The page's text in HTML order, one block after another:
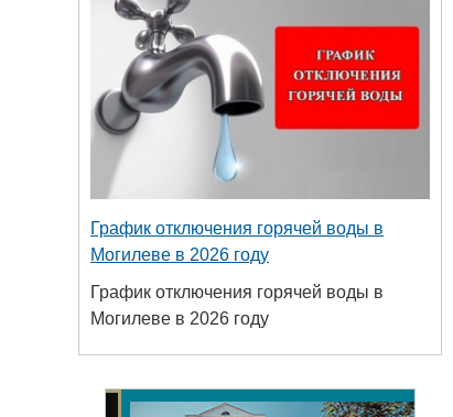
График отключения горячей воды в
Могилеве в 2026 году
График отключения горячей воды в
Могилеве в 2026 году